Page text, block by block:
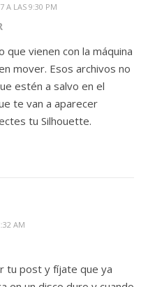
A LAS 9:30 PM
que vienen con la máquina
mover. Esos archivos no
estén a salvo en el
te van a aparecer
tu Silhouette.
AM
tu post y fíjate que ya